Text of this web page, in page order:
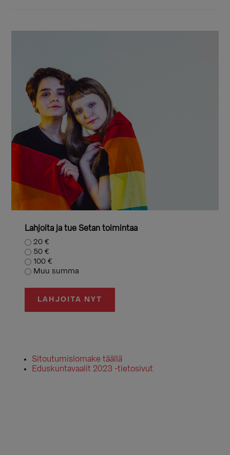
Lahjoita ja tue Setan toimintaa
20 €
50 €
100 €
Muu summa
LAHJOITA NYT
Sitoutumislomake täällä
Eduskuntavaalit 2023 -tietosivut